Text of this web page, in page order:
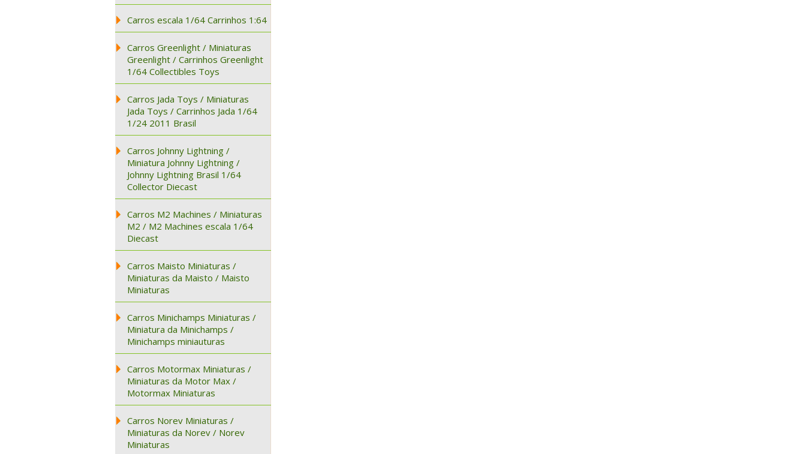
Carros escala 1/64 Carrinhos 1:64
Carros Greenlight / Miniaturas
Greenlight / Carrinhos Greenlight
1/64 Collectibles Toys
Carros Jada Toys / Miniaturas
Jada Toys / Carrinhos Jada 1/64
1/24 2011 Brasil
Carros Johnny Lightning /
Miniatura Johnny Lightning /
Johnny Lightning Brasil 1/64
Collector Diecast
Carros M2 Machines / Miniaturas
M2 / M2 Machines escala 1/64
Diecast
Carros Maisto Miniaturas /
Miniaturas da Maisto / Maisto
Miniaturas
Carros Minichamps Miniaturas /
Miniatura da Minichamps /
Minichamps miniauturas
Carros Motormax Miniaturas /
Miniaturas da Motor Max /
Motormax Miniaturas
Carros Norev Miniaturas /
Miniaturas da Norev / Norev
Miniaturas